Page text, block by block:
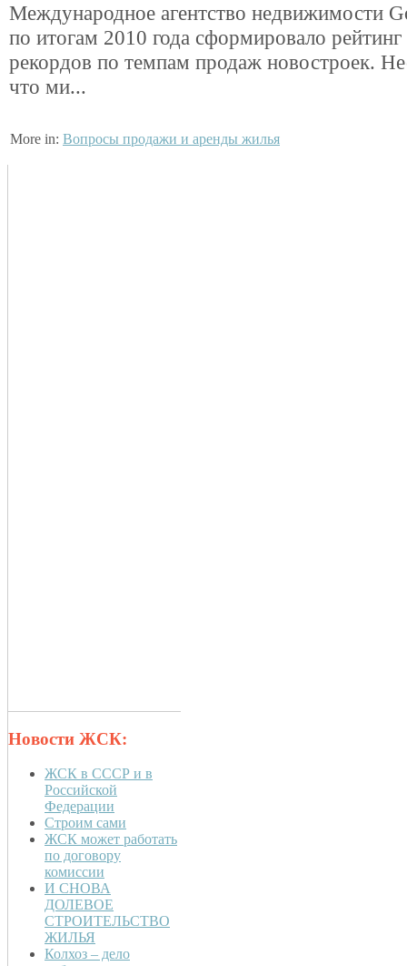
Международное агентство недвижимости
по итогам 2010 года сформировало
рекордов по темпам продаж новостроек.
что ми...
More in: Вопросы продажи и аренды жилья
Новости ЖСК:
ЖСК в СССР и в
Российской
Федерации
Строим сами
ЖСК может работать
по договору
комиссии
И СНОВА
ДОЛЕВОЕ
СТРОИТЕЛЬСТВО
ЖИЛЬЯ
Колхоз – дело